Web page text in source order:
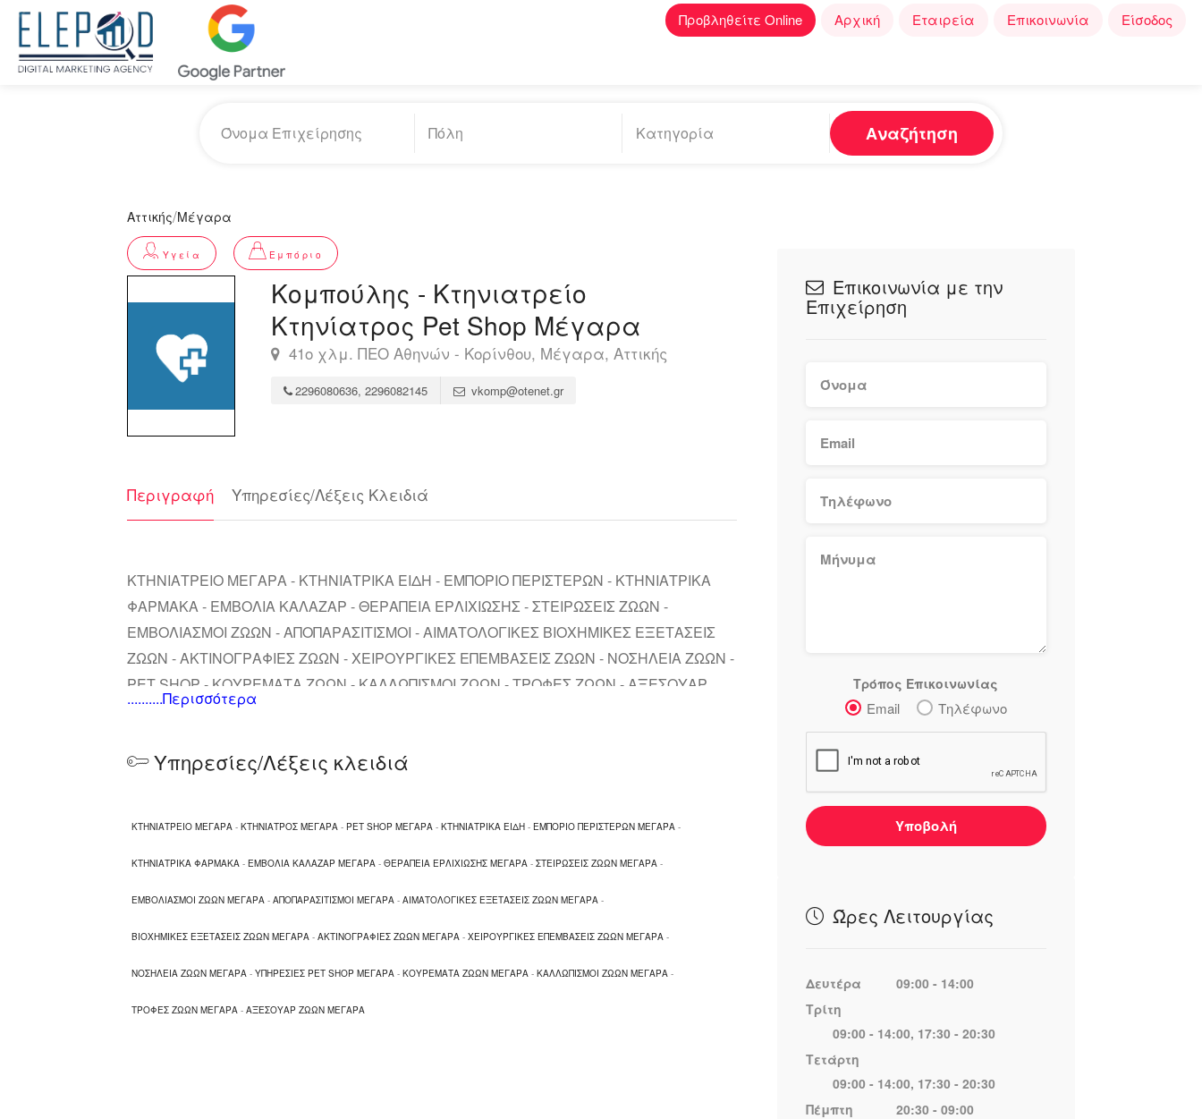
Προβληθείτε Online Αρχική Εταιρεία Επικοινωνία Είσοδος
Αναζήτηση
Αττικής/Μέγαρα
Υγεία Εμπόριο
Κομπούλης - Κτηνιατρείο
Κτηνίατρος Pet Shop Μέγαρα
41ο χλμ. ΠΕΟ Αθηνών - Κορίνθου, Μέγαρα, Αττικής
2296080636, 2296082145 vkomp@otenet.gr
Περιγραφή Υπηρεσίες/Λέξεις Κλειδιά
ΚΤΗΝΙΑΤΡΕΙΟ ΜΕΓΑΡΑ - ΚΤΗΝΙΑΤΡΙΚΑ ΕΙΔΗ - ΕΜΠΟΡΙΟ ΠΕΡΙΣΤΕΡΩΝ - ΚΤΗΝΙΑΤΡΙΚΑ
ΦΑΡΜΑΚΑ - ΕΜΒΟΛΙΑ ΚΑΛΑΖΑΡ - ΘΕΡΑΠΕΙΑ ΕΡΛΙΧΙΩΣΗΣ - ΣΤΕΙΡΩΣΕΙΣ ΖΩΩΝ -
ΕΜΒΟΛΙΑΣΜΟΙ ΖΩΩΝ - ΑΠΟΠΑΡΑΣΙΤΙΣΜΟΙ - ΑΙΜΑΤΟΛΟΓΙΚΕΣ ΒΙΟΧΗΜΙΚΕΣ ΕΞΕΤΑΣΕΙΣ
ΖΩΩΝ - ΑΚΤΙΝΟΓΡΑΦΙΕΣ ΖΩΩΝ - ΧΕΙΡΟΥΡΓΙΚΕΣ ΕΠΕΜΒΑΣΕΙΣ ΖΩΩΝ - ΝΟΣΗΛΕΙΑ ΖΩΩΝ -
PET SHOP - ΚΟΥΡΕΜΑΤΑ ΖΩΩΝ - ΚΑΛΛΩΠΙΣΜΟΙ ΖΩΩΝ - ΤΡΟΦΕΣ ΖΩΩΝ - ΑΞΕΣΟΥΑΡ
ΖΩΩΝ
..........Περισσότερα
Υπηρεσίες/Λέξεις κλειδιά
ΚΤΗΝΙΑΤΡΕΙΟ ΜΕΓΑΡΑ - ΚΤΗΝΙΑΤΡΟΣ ΜΕΓΑΡΑ - PET SHOP ΜΕΓΑΡΑ - ΚΤΗΝΙΑΤΡΙΚΑ ΕΙΔΗ - ΕΜΠΟΡΙΟ ΠΕΡΙΣΤΕΡΩΝ ΜΕΓΑΡΑ -
ΚΤΗΝΙΑΤΡΙΚΑ ΦΑΡΜΑΚΑ - ΕΜΒΟΛΙΑ ΚΑΛΑΖΑΡ ΜΕΓΑΡΑ - ΘΕΡΑΠΕΙΑ ΕΡΛΙΧΙΩΣΗΣ ΜΕΓΑΡΑ - ΣΤΕΙΡΩΣΕΙΣ ΖΩΩΝ ΜΕΓΑΡΑ -
ΕΜΒΟΛΙΑΣΜΟΙ ΖΩΩΝ ΜΕΓΑΡΑ - ΑΠΟΠΑΡΑΣΙΤΙΣΜΟΙ ΜΕΓΑΡΑ - ΑΙΜΑΤΟΛΟΓΙΚΕΣ ΕΞΕΤΑΣΕΙΣ ΖΩΩΝ ΜΕΓΑΡΑ -
ΒΙΟΧΗΜΙΚΕΣ ΕΞΕΤΑΣΕΙΣ ΖΩΩΝ ΜΕΓΑΡΑ - ΑΚΤΙΝΟΓΡΑΦΙΕΣ ΖΩΩΝ ΜΕΓΑΡΑ - ΧΕΙΡΟΥΡΓΙΚΕΣ ΕΠΕΜΒΑΣΕΙΣ ΖΩΩΝ ΜΕΓΑΡΑ -
ΝΟΣΗΛΕΙΑ ΖΩΩΝ ΜΕΓΑΡΑ - ΥΠΗΡΕΣΙΕΣ PET SHOP ΜΕΓΑΡΑ - ΚΟΥΡΕΜΑΤΑ ΖΩΩΝ ΜΕΓΑΡΑ - ΚΑΛΛΩΠΙΣΜΟΙ ΖΩΩΝ ΜΕΓΑΡΑ -
ΤΡΟΦΕΣ ΖΩΩΝ ΜΕΓΑΡΑ - ΑΞΕΣΟΥΑΡ ΖΩΩΝ ΜΕΓΑΡΑ
Επικοινωνία με την
Επιχείρηση
Τρόπος Επικοινωνίας
Email Τηλέφωνο
Υποβολή
Ώρες Λειτουργίας
Δευτέρα
09:00 - 14:00
Τρίτη
09:00 - 14:00, 17:30 - 20:30
Τετάρτη
09:00 - 14:00, 17:30 - 20:30
Πέμπτη
20:30 - 09:00